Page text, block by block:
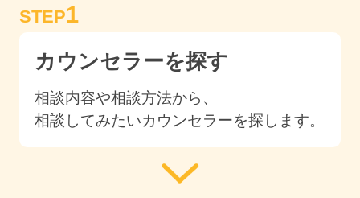
STEP1
カウンセラーを探す
相談内容や相談方法から、
相談してみたいカウンセラーを探します。